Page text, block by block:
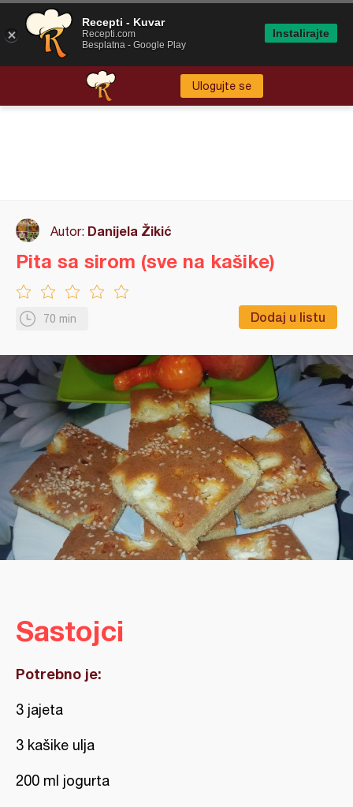
Ulogujte se
Autor: Danijela Žikić
70 min Dodaj u listu
Pita sa sirom (sve na kašike)
Sastojci
Potrebno je:
3 jajeta
3 kašike ulja
200 ml jogurta
Recepti - Kuvar
Recepti.com
Besplatna - Google Play
Instalirajte